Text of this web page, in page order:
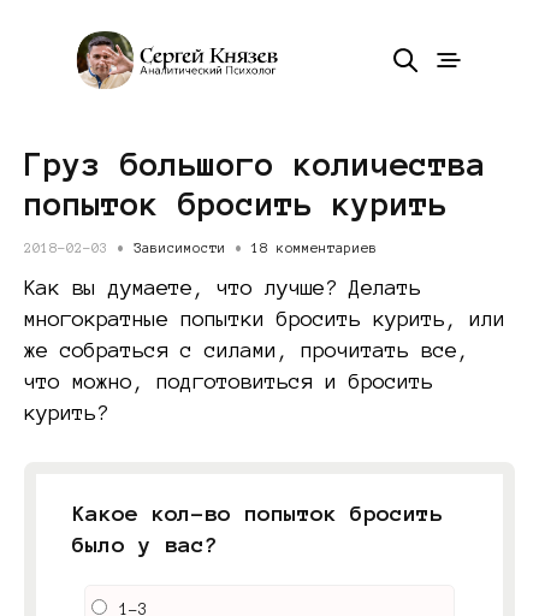
Груз большого количества
попыток бросить курить
2018-02-03 • Зависимости •18 комментариев
Как вы думаете, что лучше? Делать
многократные попытки бросить курить, или
же собраться с силами, прочитать все,
что можно, подготовиться и бросить
курить?
Какое кол-во попыток бросить
было у вас?
1-3